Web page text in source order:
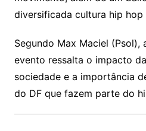
diversificada cultura hip hop
Segundo Max Maciel (Psol),
evento ressalta o impacto
sociedade e a importância
do DF que fazem parte do